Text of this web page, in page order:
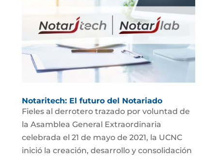
Notaritech: El futuro del Notariado
Fieles al derrotero trazado por voluntad de
la Asamblea General Extraordinaria
celebrada el 21 de mayo de 2021, la UCNC
inició la creación, desarrollo y consolidación